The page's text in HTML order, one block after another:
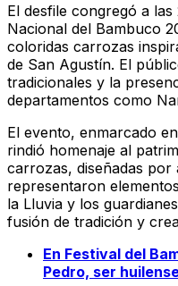
El desfile congregó a las
Nacional del Bambuco
coloridas carrozas
de San Agustín. El
tradicionales y la
departamentos como
El evento, enmarcado
rindió homenaje al
carrozas, diseñadas por
representaron
la Lluvia y los
fusión de tradición y
En Festival del
Pedro, ser